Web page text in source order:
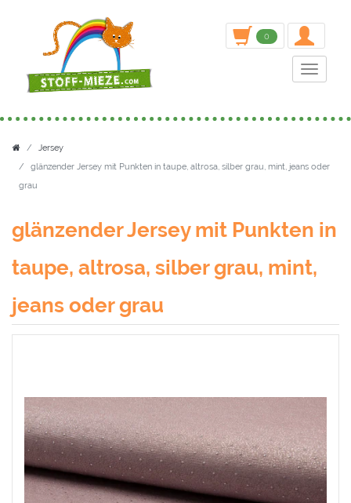
0
Toggle
Jersey
glänzender Jersey mit Punkten in taupe, altrosa, silber grau, mint, jeans oder
grau
glänzender Jersey mit Punkten in
taupe, altrosa, silber grau, mint,
jeans oder grau